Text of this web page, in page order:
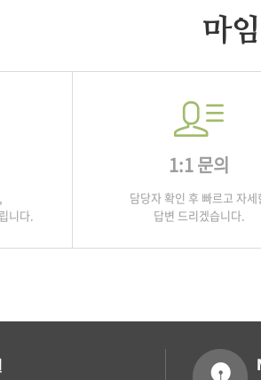
마
니다.
1:1 문의
담당자 확인 후 빠르고 자세
답변 드리겠습니다.